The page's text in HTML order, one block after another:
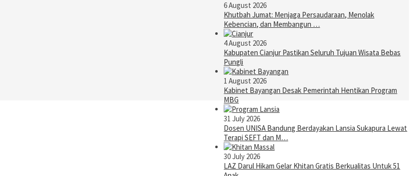
6 August 2026
Khutbah Jumat: Menjaga Persaudaraan, Menolak
Kebencian, dan Membangun …
4 August 2026
Kabupaten Cianjur Pastikan Seluruh Tujuan Wisata Bebas
Pungli
1 August 2026
Kabinet Bayangan Desak Pemerintah Hentikan Program
MBG
31 July 2026
Dosen UNISA Bandung Berdayakan Lansia Sukapura Lewat
Terapi SEFT dan M…
30 July 2026
LAZ Darul Hikam Gelar Khitan Gratis Berkualitas Untuk 51